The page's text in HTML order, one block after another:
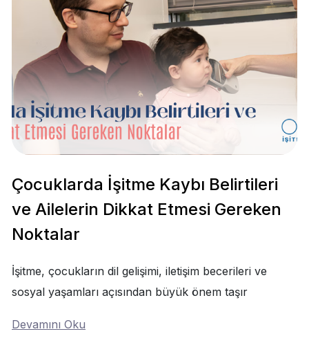
Çocuklarda İşitme Kaybı Belirtileri
ve Ailelerin Dikkat Etmesi Gereken
Noktalar
İşitme, çocukların dil gelişimi, iletişim becerileri ve
sosyal yaşamları açısından büyük önem taşır
Devamını Oku